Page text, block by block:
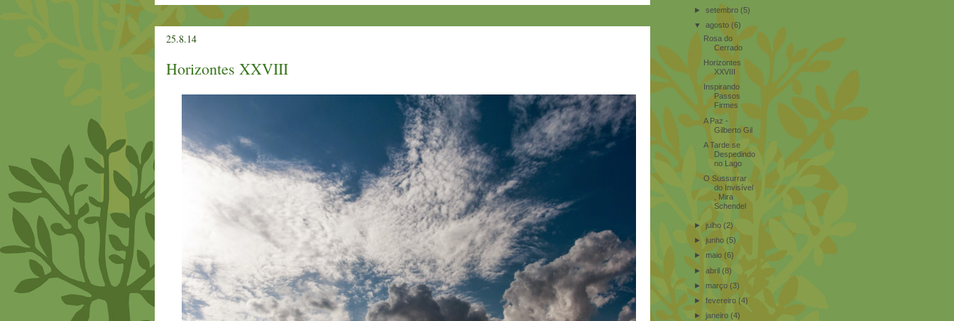
25.8.14
Horizontes XXVIII
►setembro(5)
▼agosto (6)
Rosa do
Cerrado
Horizontes
XXVIII
Inspirando
Passos
Firmes
A Paz -
Gilberto Gil
A Tarde se
Despedindo
no Lago
O Sussurrar
do Invisível
, Mira
Schendel
►julho(2)
►junho(5)
► maio (6)
►abril(8)
►março(3)
►fevereiro(4)
►janeiro(4)